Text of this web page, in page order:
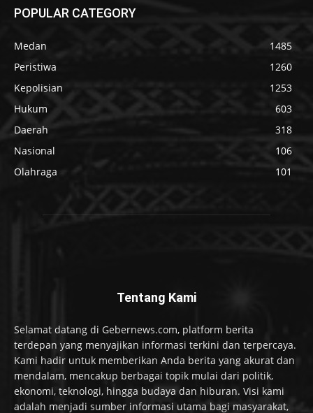
POPULAR CATEGORY
Medan
1485
Peristiwa
1260
Kepolisian
1253
Hukum
603
Daerah
318
Nasional
106
Olahraga
101
Tentang Kami
Selamat datang di Gebernews.com, platform berita
terdepan yang menyajikan informasi terkini dan terpercaya.
Kami hadir untuk memberikan Anda berita yang akurat dan
mendalam, mencakup berbagai topik mulai dari politik,
ekonomi, teknologi, hingga budaya dan hiburan. Visi kami
adalah menjadi sumber informasi utama bagi masyarakat,